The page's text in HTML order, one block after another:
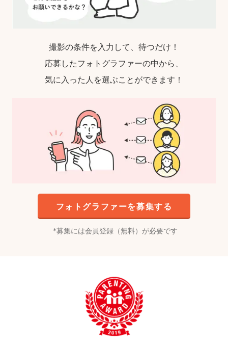
撮影の条件を入力して、待つだけ！
応募したフォトグラファーの中から、
気に入った人を選ぶことができます！
フォトグラファーを募集する
募集には会員登録（無料）が必要です